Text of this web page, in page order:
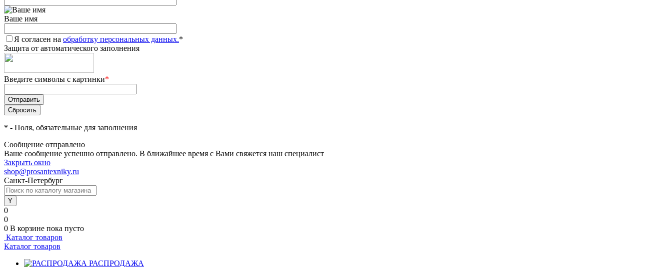
Ваше имя
Я согласен на обработку персональных данных.*
Защита от автоматического заполнения
Введите символы с картинки*
* - Поля, обязательные для заполнения
Сообщение отправлено
Ваше сообщение успешно отправлено. В ближайшее время с Вами свяжется наш специалист
Закрыть окно
shop@prosantexniky.ru
Санкт-Петербург
0
0
0 В корзине пока пусто
Каталог товаров
Каталог товаров
РАСПРОДАЖА